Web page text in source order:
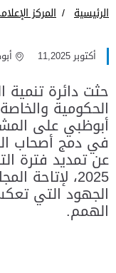
الرئيسية المركز
أكتوبر 11,2025
حثت دائرة
الحكومية
أبوظبي على
في دمج أصحاب
2025، لإتاحة
الجهود التي
الهمم.